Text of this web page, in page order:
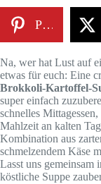
Pinterest
Na, wer hat Lust auf
etwas für euch: Eine
Brokkoli-Kartoffel-
super einfach
schnelles
Mahlzeit an kalten
Kombination aus
schmelzendem Käse
Lasst uns gemeinsam
köstliche Suppe